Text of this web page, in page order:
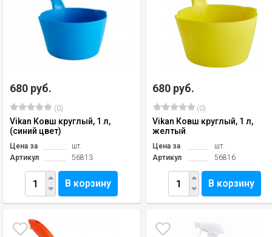
680 руб.
(0)
Vikan Ковш круглый, 1 л,
(синий цвет)
Цена за
шт.
Артикул
56813
В корзину
680 руб.
(0)
Vikan Ковш круглый, 1 л,
желтый
Цена за
шт.
Артикул
56816
В корзину